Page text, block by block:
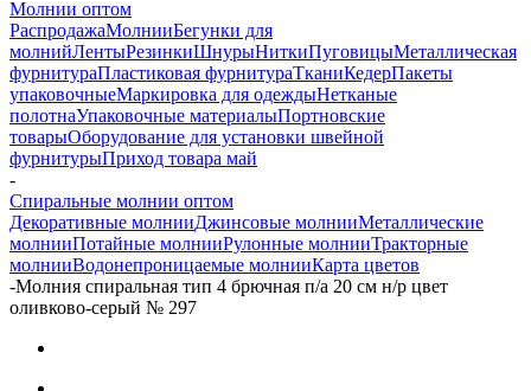
Молнии оптом
РаспродажаМолнииБегунки для
молнийЛентыРезинкиШнурыНиткиПуговицыМеталлическая
фурнитураПластиковая фурнитураТканиКедерПакеты
упаковочныеМаркировка для одеждыНетканые
полотнаУпаковочные материалыПортновские
товарыОборудование для установки швейной
фурнитурыПриход товара май
-
Спиральные молнии оптом
Декоративные молнииДжинсовые молнииМеталлические
молнииПотайные молнииРулонные молнииТракторные
молнииВодонепроницаемые молнииКарта цветов
-Молния спиральная тип 4 брючная п/а 20 см н/р цвет
оливково-серый № 297